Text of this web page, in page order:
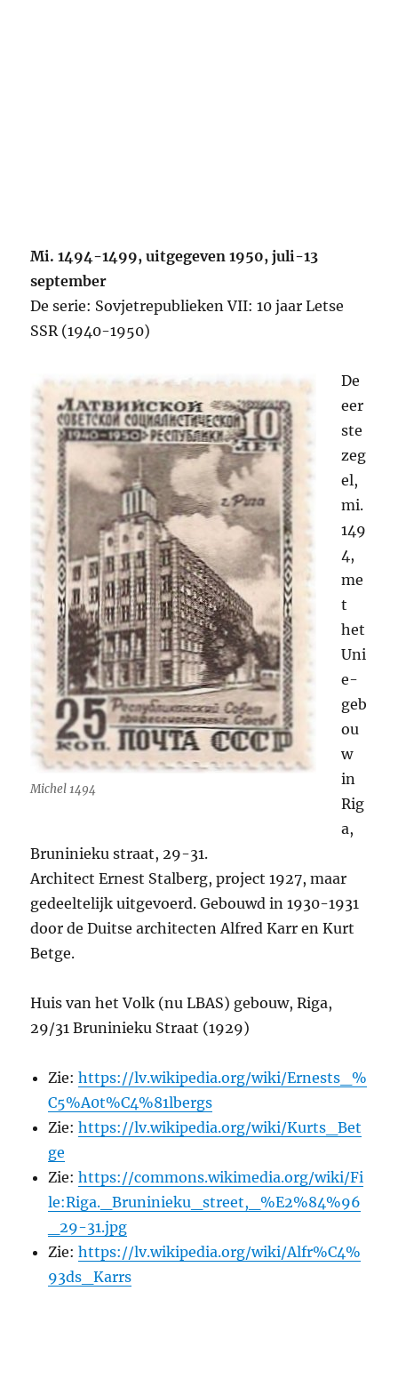
Mi. 1494-1499, uitgegeven 1950, juli-13
september
De serie: Sovjetrepublieken VII: 10 jaar Letse
SSR (1940-1950)
Michel 1494
De
eer
ste
zeg
el,
mi.
149
4,
me
t
het
Uni
e-
geb
ou
w
in
Rig
a,
Bruninieku straat, 29-31.
Architect Ernest Stalberg, project 1927, maar
gedeeltelijk uitgevoerd. Gebouwd in 1930-1931
door de Duitse architecten Alfred Karr en Kurt
Betge.
Huis van het Volk (nu LBAS) gebouw, Riga,
29/31 Bruninieku Straat (1929)
Zie:https://lv.wikipedia.org/wiki/Ernests_%
C5%A0t%C4%81lbergs
Zie:https://lv.wikipedia.org/wiki/Kurts_Bet
ge
Zie:https://commons.wikimedia.org/wiki/Fi
le:Riga._Bruninieku_street,_%E2%84%96
_29-31.jpg
Zie:https://lv.wikipedia.org/wiki/Alfr%C4%
93ds_Karrs